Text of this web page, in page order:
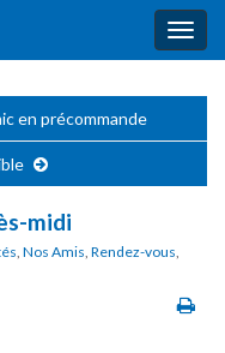
en précommande
midi
, Nos Amis, Rendez-vous,